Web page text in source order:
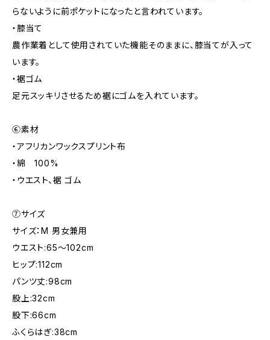
らないように前ポケットになったと言われています。
・膝当て
農作業着として使用されていた機能そのままに、膝当てが入って
います。
・裾ゴム
足元スッキリさせるため裾にゴムを入れています。
⑥素材
・アフリカンワックスプリント布
・綿 100%
・ウエスト、裾 ゴム
⑦サイズ
サイズ：M 男女兼用
ウエスト:65～102cm
ヒップ:112cm
パンツ丈:98cm
股上:32cm
股下:66cm
ふくらはぎ:38cm